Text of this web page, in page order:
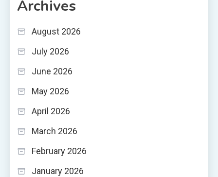
Archives
August 2026
July 2026
June 2026
May 2026
April 2026
March 2026
February 2026
January 2026